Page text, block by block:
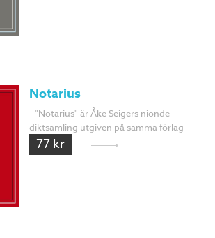
Notarius
- "Notarius" är Åke Seigers nionde
diktsamling utgiven på samma förlag
77 kr